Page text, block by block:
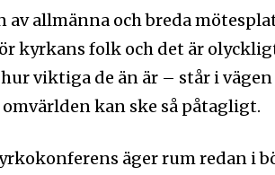
att skicka skräppost till din inkorg.
ner som PDF
av allmänna och breda
kyrkans folk och det är
viktiga de än är – står i
kan ske så påtagligt.
äger rum redan i